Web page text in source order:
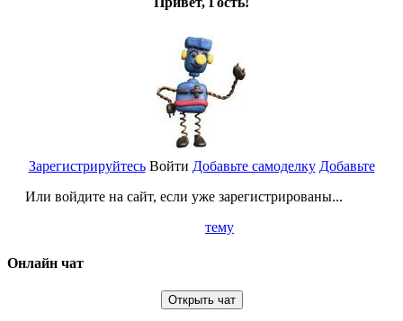
Зарегистрируйтесь
Или войдите на сайт, если уже зарегистрированы...
Войти Добавьте самоделку Добавьте
тему
Онлайн чат
Открыть чат